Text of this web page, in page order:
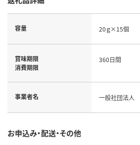
容量 20ｇ×15個
賞味期限
消費期限
360日間
事業者名 一般社団法人
お申込み・配送・その他